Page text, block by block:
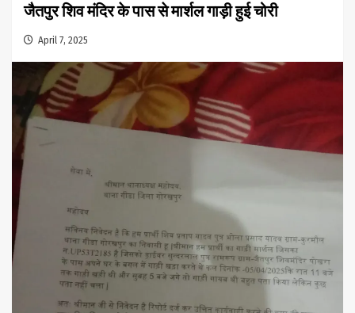
जैतपुर शिव मंदिर के पास से मार्शल गाड़ी हुई चोरी
April 7, 2025